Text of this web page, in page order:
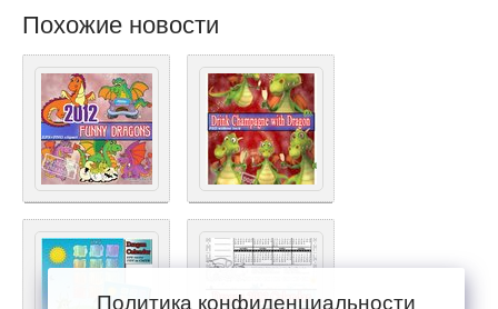
Похожие новости
Политика конфиденциальности